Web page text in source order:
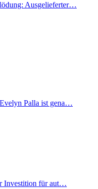
Ausgelieferter…
Palla ist gena…
Investition für aut…